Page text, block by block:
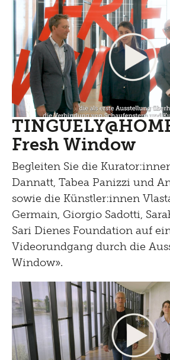
Fresh Window
Begleiten Sie die
Dannatt, Tabea Panizzi und
sowie die Künstler:innen
Germain, Giorgio Sadotti,
Sari Dienes Foundation auf
Videorundgang durch die
Window».